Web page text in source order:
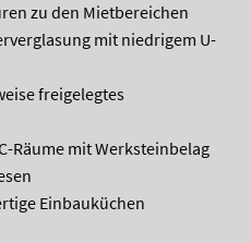
zu den Mietbereichen
mit niedrigem U-
freigelegtes
Räume mit Werksteinbelag
Einbauküchen